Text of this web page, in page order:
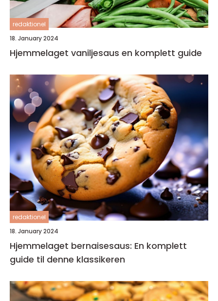
redaktionel
18. January 2024
Hjemmelaget vaniljesaus en komplett guide
redaktionel
18. January 2024
Hjemmelaget bernaisesaus: En komplett
guide til denne klassikeren